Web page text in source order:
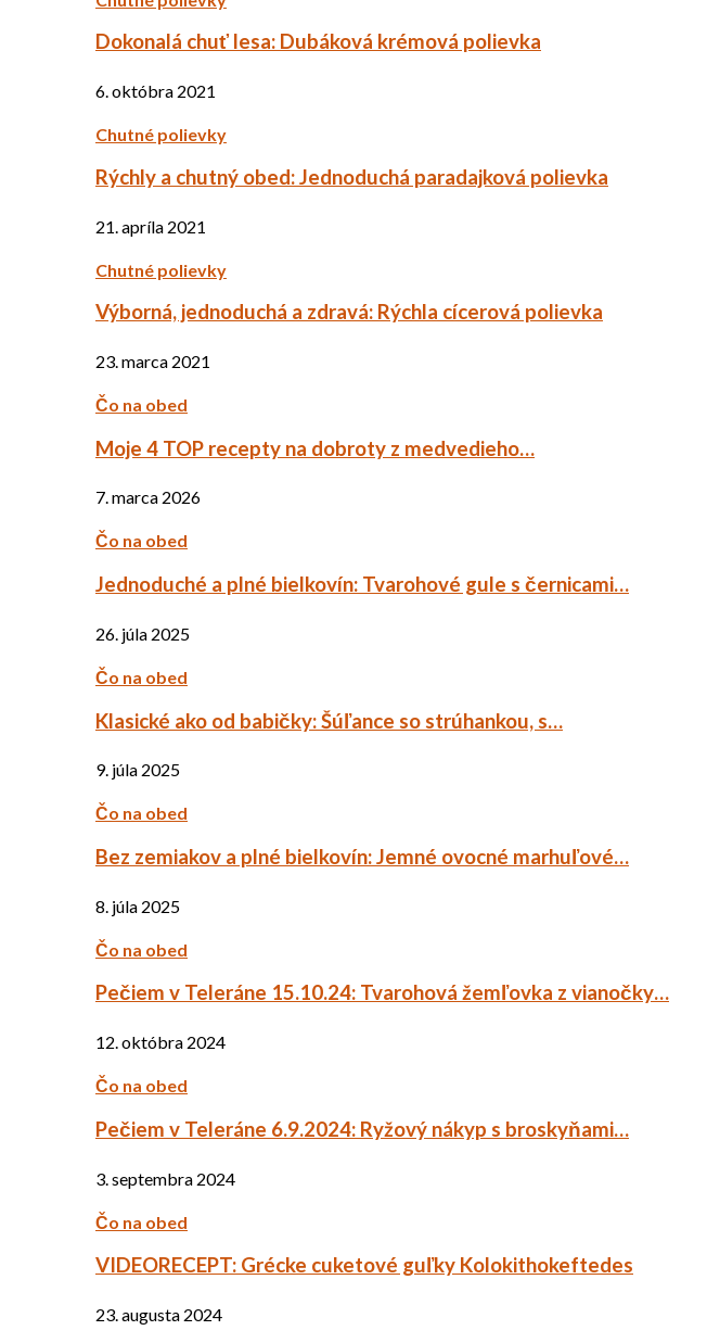
Dokonalá chuť lesa: Dubáková krémová polievka
6. októbra 2021
Chutné polievky
Rýchly a chutný obed: Jednoduchá paradajková polievka
21. apríla 2021
Chutné polievky
Výborná, jednoduchá a zdravá: Rýchla cícerová polievka
23. marca 2021
Čo na obed
Moje 4 TOP recepty na dobroty z medvedieho…
7. marca 2026
Čo na obed
Jednoduché a plné bielkovín: Tvarohové gule s černicami…
26. júla 2025
Čo na obed
Klasické ako od babičky: Šúľance so strúhankou, s…
9. júla 2025
Čo na obed
Bez zemiakov a plné bielkovín: Jemné ovocné marhuľové…
8. júla 2025
Čo na obed
Pečiem v Teleráne 15.10.24: Tvarohová žemľovka z vianočky…
12. októbra 2024
Čo na obed
Pečiem v Teleráne 6.9.2024: Ryžový nákyp s broskyňami…
3. septembra 2024
Čo na obed
VIDEORECEPT: Grécke cuketové guľky Kolokithokeftedes
23. augusta 2024